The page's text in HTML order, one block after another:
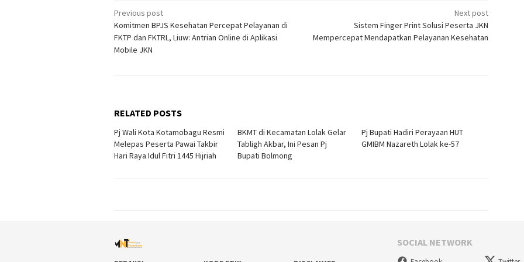
Post
navigation
Previous post
Komitmen BPJS Kesehatan Percepat Pelayanan di
FKTP dan FKTRL, Liuw: Antrian Online di Aplikasi
Mobile JKN
Next post
Sistem Finger Print Solusi Peserta JKN
Mempercepat Mendapatkan Pelayanan Kesehatan
RELATED POSTS
Pj Wali Kota Kotamobagu Resmi
Melepas Peserta Pawai Takbir
Hari Raya Idul Fitri 1445 Hijriah
BKMT di Kecamatan Lolak Gelar
Tabligh Akbar, Ini Pesan Pj
Bupati Bolmong
Pj Bupati Hadiri Perayaan HUT
GMIBM Nazareth Lolak ke-57
SOCIAL NETWORK